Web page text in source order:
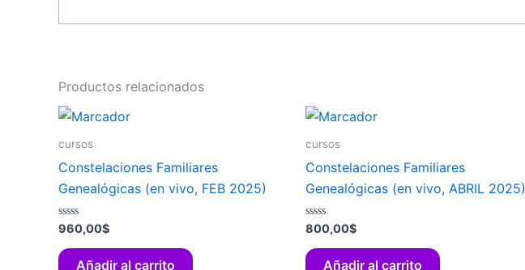
Productos relacionados
cursos
Constelaciones Familiares
Genealógicas (en vivo, FEB 2025)
Valorado
0
de
960,00$
Añadir al carrito
cursos
Constelaciones Familiares
Genealógicas (en vivo, ABRIL 2025)
Valorado
con
0
de
800,00$
Añadir al carrito